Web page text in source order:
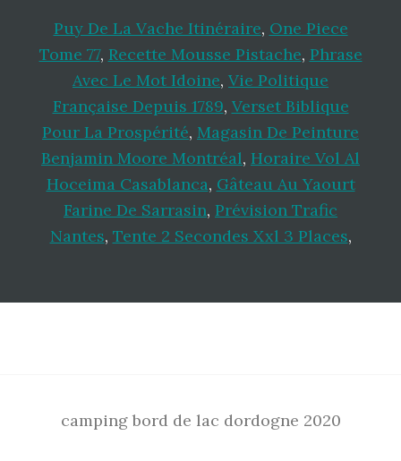
Puy De La Vache Itinéraire, One Piece
Tome 77, Recette Mousse Pistache, Phrase
Avec Le Mot Idoine, Vie Politique
Française Depuis 1789, Verset Biblique
Pour La Prospérité, Magasin De Peinture
Benjamin Moore Montréal, Horaire Vol Al
Hoceima Casablanca, Gâteau Au Yaourt
Farine De Sarrasin, Prévision Trafic
Nantes, Tente 2 Secondes Xxl 3 Places,
camping bord de lac dordogne 2020